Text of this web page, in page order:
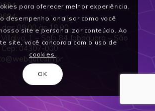
das 09:00 às 18:00
1 – Sala 84 Jabaquara – São
Cep: 04307-000
para oferecer melhor experiência,
desempenho, analisar como você
site e personalizar conteúdo. Ao
site, você concorda com o uso de
cookies.
OK